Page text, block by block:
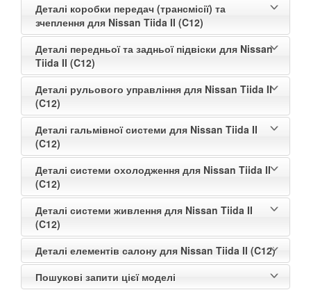
Деталі коробки передач (трансмісії) та
зчеплення для Nissan Tiida II (C12)
Деталі передньої та задньої підвіски для Nissan
Tiida II (C12)
Деталі рульового управління для Nissan Tiida II
(C12)
Деталі гальмівної системи для Nissan Tiida II
(C12)
Деталі системи охолодження для Nissan Tiida II
(C12)
Деталі системи живлення для Nissan Tiida II
(C12)
Деталі елементів салону для Nissan Tiida II (C12)
Пошукові запити цієї моделі